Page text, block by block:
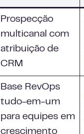
Prospecção
multicanal com
atribuição de
CRM
Base RevOps
tudo-em-um
para equipes em
crescimento